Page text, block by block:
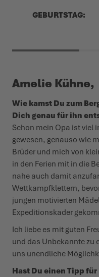
GEBURTSTAG:
Amelie Kühne,
Wie kamst Du zum
Dich genau für ihn
Schon mein Opa ist viel
gewesen, genauso wie
Brüder und mich von
in den Ferien mit in die
nahe auch damit
Wettkampfklettern,
jungen motivierten
Expeditionskader
Ich liebe es mit guten
und das Unbekannte zu
uns unendliche
Hast Du einen Tipp